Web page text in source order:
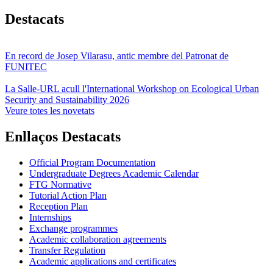
Destacats
En record de Josep Vilarasu, antic membre del Patronat de
FUNITEC
La Salle-URL acull l'International Workshop on Ecological Urban
Security and Sustainability 2026
Veure totes les novetats
Enllaços Destacats
Official Program Documentation
Undergraduate Degrees Academic Calendar
FTG Normative
Tutorial Action Plan
Reception Plan
Internships
Exchange programmes
Academic collaboration agreements
Transfer Regulation
Academic applications and certificates